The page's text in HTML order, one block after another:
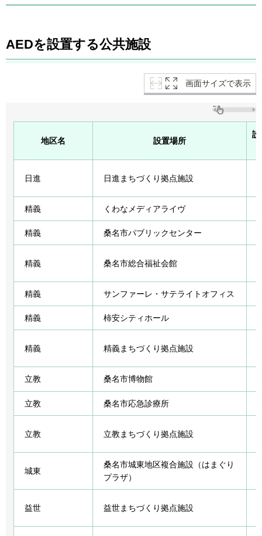
AEDを設置する公共施設
画面サイズで表示
地区名 設置場所
設
日進 日進まちづくり拠点施設
精義 くわなメディアライヴ
精義 桑名市パブリックセンター
精義 桑名市総合福祉会館
精義 サンファーレ・サテライトオフィス
精義 柿安シティホール
精義 精義まちづくり拠点施設
立教 桑名市博物館
立教 桑名市応急診療所
立教 立教まちづくり拠点施設
城東
桑名市城東地区複合施設（はまぐり
プラザ）
益世 益世まちづくり拠点施設